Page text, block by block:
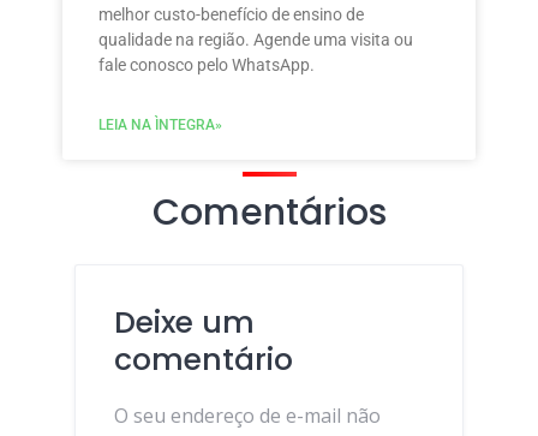
melhor custo-benefício de ensino de
qualidade na região. Agende uma visita ou
fale conosco pelo WhatsApp.
LEIA NA ÌNTEGRA»
Comentários
Deixe um
comentário
O seu endereço de e-mail não